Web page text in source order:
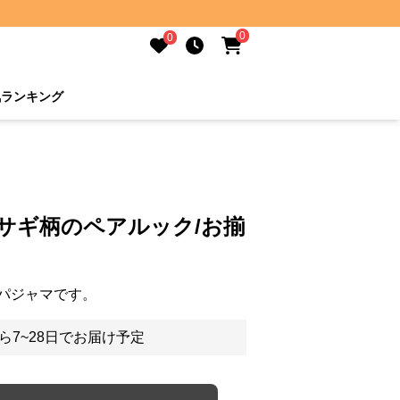
0 0
ンキング
ギ柄のペアルック/お揃
ジャマです。
7~28日でお届け予定